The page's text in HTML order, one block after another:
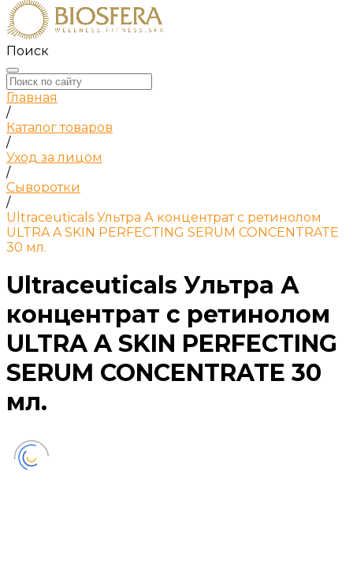
Поиск
Главная
/
Каталог товаров
/
Уход за лицом
/
Сыворотки
/
Ultraceuticals Ультра А концентрат с ретинолом
ULTRA A SKIN PERFECTING SERUM CONCENTRATE
30 мл.
Ultraceuticals Ультра А
концентрат с ретинолом
ULTRA A SKIN PERFECTING
SERUM CONCENTRATE 30
мл.